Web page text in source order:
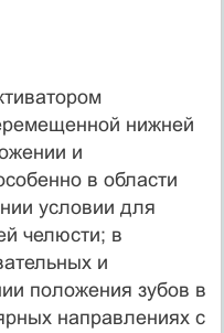
нижней
и
в области
условии для
челюсти; в
и
положения зубов в
направлениях с